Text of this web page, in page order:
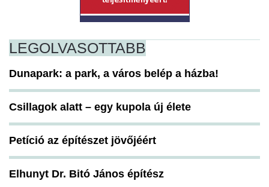
LEGOLVASOTTABB
Dunapark: a park, a város belép a házba!
Csillagok alatt – egy kupola új élete
Petíció az építészet jövőjéért
Elhunyt Dr. Bitó János építész